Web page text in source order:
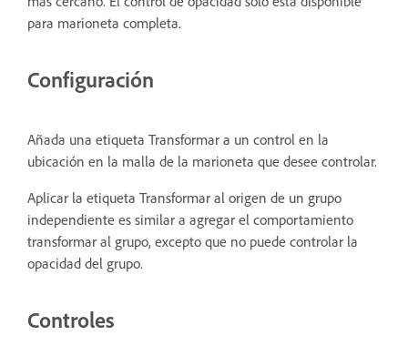
para marioneta completa.
Configuración
Añada una etiqueta Transformar a un control en la
ubicación en la malla de la marioneta que desee controlar.
Aplicar la etiqueta Transformar al origen de un grupo
independiente es similar a agregar el comportamiento
transformar al grupo, excepto que no puede controlar la
opacidad del grupo.
Controles